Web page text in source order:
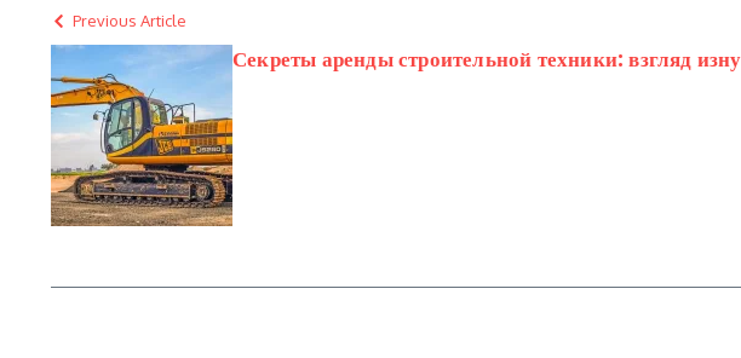
Previous Article
Секреты аренды строительной техники: взгляд